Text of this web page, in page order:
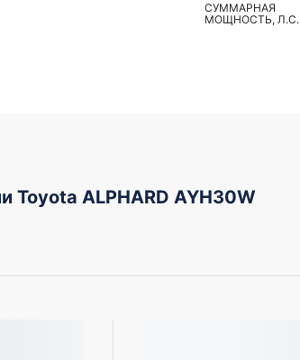
СУММАРНАЯ
МОЩНОСТЬ, Л.С.
Toyota ALPHARD AYH30W